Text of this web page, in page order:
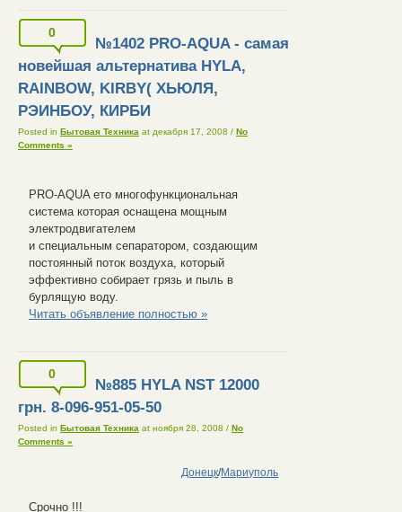
0
№1402 PRO-AQUA - самая
новейшая альтернатива HYLA,
RAINBOW, KIRBY( ХЬЮЛЯ,
РЭИНБОУ, КИРБИ
Posted in Бытовая Техника at декабря 17, 2008 / No
Comments »
PRO-AQUA ето многофункциональная
система которая оснащена мощным
электродвигателем
и специальным сепаратором, создающим
постоянный поток воздуха, который
эффективно собирает грязь и пыль в
бурлящую воду.
Читать объявление полностью »
0
№885 HYLA NST 12000
грн. 8-096-951-05-50
Posted in Бытовая Техника at ноября 28, 2008 / No
Comments »
Донецк/Мариуполь
Срочно !!!